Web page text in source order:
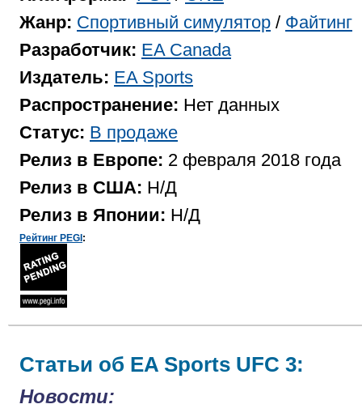
Жанр: Спортивный симулятор / Файтинг
Разработчик: EA Canada
Издатель: EA Sports
Распространение: Нет данных
Статус: В продаже
Релиз в Европе: 2 февраля 2018 года
Релиз в США: Н/Д
Релиз в Японии: Н/Д
Рейтинг PEGI :
Статьи об EA Sports UFC 3:
Новости: